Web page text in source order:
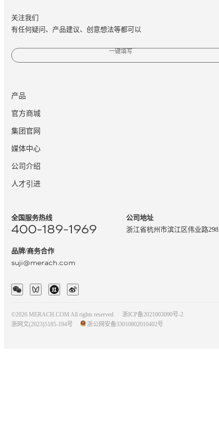
关注我们
有任何疑问、产品建议、创意想法等都可以
一键填写
产品
官方商城
集团官网
媒体中心
公司介绍
人才引进
全国服务热线
400-189-1969
品牌/商务合作
suji@merach.com
公司地址
浙江省杭州市滨江区伟业路
©2026 MERACH.COM All rights reserved.
浙ICP备2021003090号-2
浙网文(2023)5185-194号
浙公网安备33010802010402号